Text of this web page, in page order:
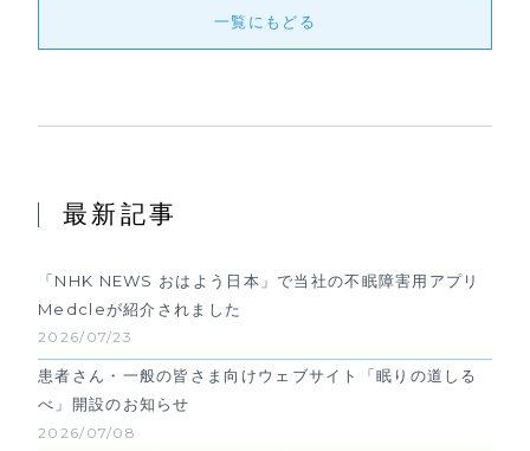
一覧にもどる
最新記事
2026/07/23
「NHK NEWS おはよう日本」で当社の不眠障害用アプリ
Medcleが紹介されました
2026/07/08
患者さん・一般の皆さま向けウェブサイト「眠りの道しる
べ」開設のお知らせ